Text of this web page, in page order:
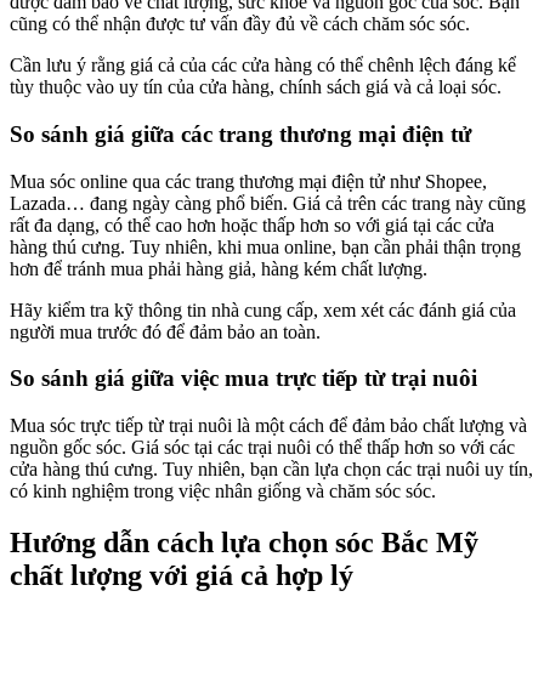
cũng có thể nhận được tư vấn đầy đủ về cách chăm sóc sóc.
Cần lưu ý rằng giá cả của các cửa hàng có thể chênh lệch đáng kể
tùy thuộc vào uy tín của cửa hàng, chính sách giá và cả loại sóc.
So sánh giá giữa các trang thương mại điện tử
Mua sóc online qua các trang thương mại điện tử như Shopee,
Lazada… đang ngày càng phổ biến. Giá cả trên các trang này cũng
rất đa dạng, có thể cao hơn hoặc thấp hơn so với giá tại các cửa
hàng thú cưng. Tuy nhiên, khi mua online, bạn cần phải thận trọng
hơn để tránh mua phải hàng giả, hàng kém chất lượng.
Hãy kiểm tra kỹ thông tin nhà cung cấp, xem xét các đánh giá của
người mua trước đó để đảm bảo an toàn.
So sánh giá giữa việc mua trực tiếp từ trại nuôi
Mua sóc trực tiếp từ trại nuôi là một cách để đảm bảo chất lượng và
nguồn gốc sóc. Giá sóc tại các trại nuôi có thể thấp hơn so với các
cửa hàng thú cưng. Tuy nhiên, bạn cần lựa chọn các trại nuôi uy tín,
có kinh nghiệm trong việc nhân giống và chăm sóc sóc.
Hướng dẫn cách lựa chọn sóc Bắc Mỹ
chất lượng với giá cả hợp lý